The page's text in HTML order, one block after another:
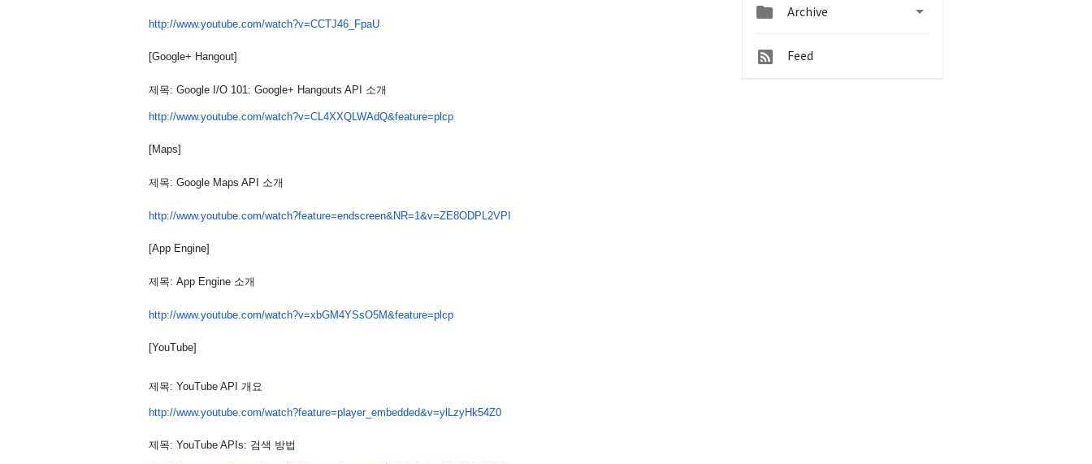
http://www.youtube.com/watch?v=CCTJ46_FpaU
[Google+ Hangout]
제목: Google I/O 101: Google+ Hangouts API 소개
http://www.youtube.com/watch?v=CL4XXQLWAdQ&feature=plcp
[Maps]
제목: Google Maps API 소개
http://www.youtube.com/watch?feature=endscreen&NR=1&v=ZE8ODPL2VPI
[App Engine]
제목: App Engine 소개
http://www.youtube.com/watch?v=xbGM4YSsO5M&feature=plcp
[YouTube]
제목: YouTube API 개요
http://www.youtube.com/watch?feature=player_embedded&v=ylLzyHk54Z0
제목: YouTube APIs: 검색 방법
 Archive 
Feed